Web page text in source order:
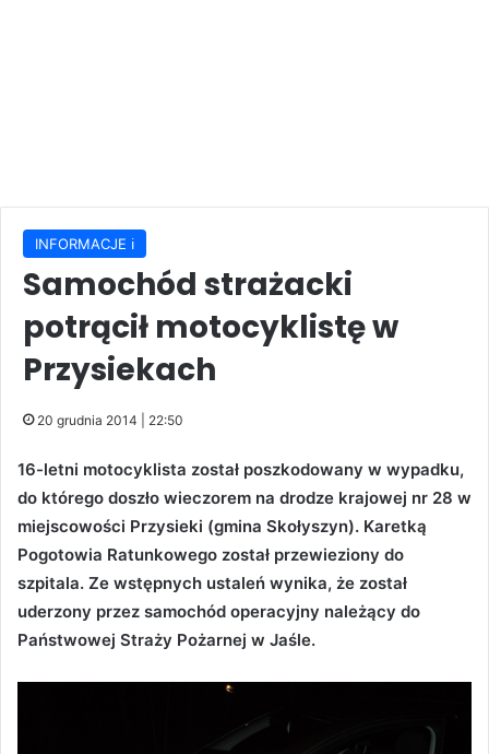
INFORMACJE ℹ️
Samochód strażacki
potrącił motocyklistę w
Przysiekach
20 grudnia 2014 | 22:50
16-letni motocyklista został poszkodowany w wypadku,
do którego doszło wieczorem na drodze krajowej nr 28 w
miejscowości Przysieki (gmina Skołyszyn). Karetką
Pogotowia Ratunkowego został przewieziony do
szpitala. Ze wstępnych ustaleń wynika, że został
uderzony przez samochód operacyjny należący do
Państwowej Straży Pożarnej w Jaśle.